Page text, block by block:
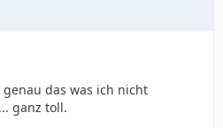
genau das was ich nicht
ganz toll.